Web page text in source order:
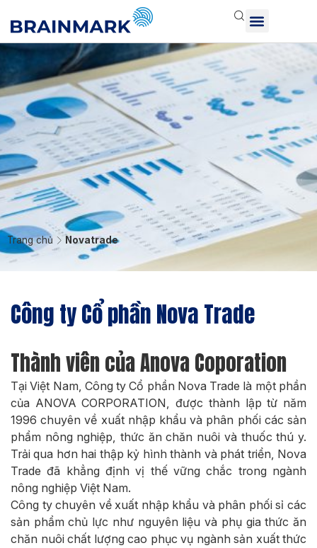
Trang chủ Novatrade
Công ty Cổ phần Nova Trade
Thành viên của Anova Coporation
Tại Việt Nam, Công ty Cổ phần Nova Trade là một phần
của ANOVA CORPORATION, được thành lập từ năm
1996 chuyên về xuất nhập khẩu và phân phối các sản
phẩm nông nghiệp, thức ăn chăn nuôi và thuốc thú y.
Trải qua hơn hai thập kỷ hình thành và phát triển, Nova
Trade đã khẳng định vị thế vững chắc trong ngành
nông nghiệp Việt Nam.
Công ty chuyên về xuất nhập khẩu và phân phối sỉ các
sản phẩm chủ lực như nguyên liệu và phụ gia thức ăn
chăn nuôi chất lượng cao phục vụ ngành sản xuất thức